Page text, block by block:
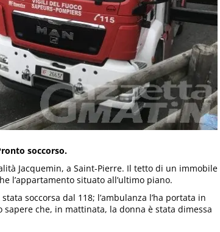
soccorso.
Jacquemin, a Saint-Pierre. Il tetto di un immobile
l’appartamento situato all’ultimo piano.
soccorsa dal 118; l’ambulanza l’ha portata in
sapere che, in mattinata, la donna è stata dimessa